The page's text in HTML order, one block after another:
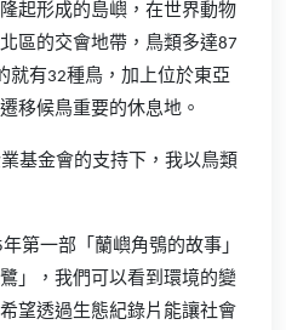
起形成的島嶼，在世界動物
區的交會地帶，鳥類多達87
就有32種鳥，加上位於東亞
移候鳥重要的休息地。
基金會的支持下，我以鳥類
第一部「蘭嶼角鴞的故事」
」，我們可以看到環境的變
望透過生態紀錄片能讓社會